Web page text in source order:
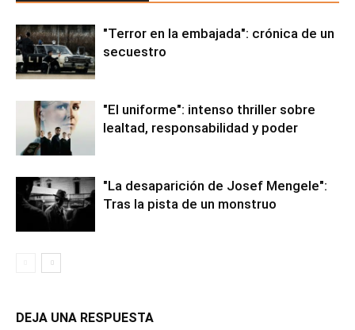
"Terror en la embajada": crónica de un
secuestro
"El uniforme": intenso thriller sobre
lealtad, responsabilidad y poder
"La desaparición de Josef Mengele":
Tras la pista de un monstruo
DEJA UNA RESPUESTA